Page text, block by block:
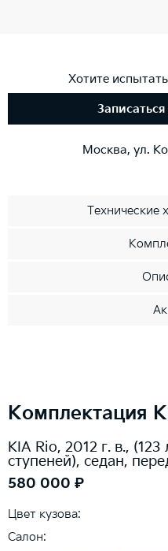
Хотите
Москва, ул.
Технические
Комплектация
KIA Rio, 2012 г. в.,
ступеней), седан,
580 000 ₽
Цвет кузова:
Салон: